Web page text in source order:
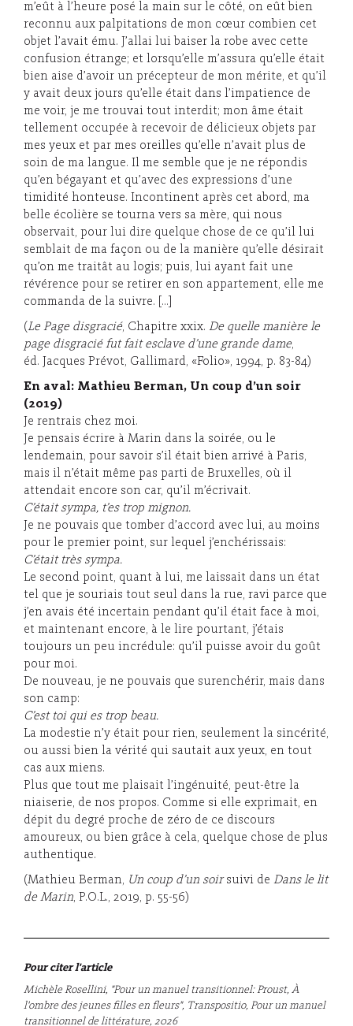
m’eût à l’heure posé la main sur le côté, on eût bien
reconnu aux palpitations de mon cœur combien cet
objet l’avait ému. J’allai lui baiser la robe avec cette
confusion étrange; et lorsqu’elle m’assura qu’elle était
bien aise d’avoir un précepteur de mon mérite, et qu’il
y avait deux jours qu’elle était dans l’impatience de
me voir, je me trouvai tout interdit; mon âme était
tellement occupée à recevoir de délicieux objets par
mes yeux et par mes oreilles qu’elle n’avait plus de
soin de ma langue. Il me semble que je ne répondis
qu’en bégayant et qu’avec des expressions d’une
timidité honteuse. Incontinent après cet abord, ma
belle écolière se tourna vers sa mère, qui nous
observait, pour lui dire quelque chose de ce qu’il lui
semblait de ma façon ou de la manière qu’elle désirait
qu’on me traitât au logis; puis, lui ayant fait une
révérence pour se retirer en son appartement, elle me
commanda de la suivre. […]
(Le Page disgracié, Chapitre xxix. De quelle manière le
page disgracié fut fait esclave d’une grande dame,
éd. Jacques Prévot, Gallimard, «Folio», 1994, p. 83-84)
En aval: Mathieu Berman, Un coup d’un soir
(2019)
Je rentrais chez moi.
Je pensais écrire à Marin dans la soirée, ou le
lendemain, pour savoir s’il était bien arrivé à Paris,
mais il n’était même pas parti de Bruxelles, où il
attendait encore son car, qu’il m’écrivait.
C’était sympa, t’es trop mignon.
Je ne pouvais que tomber d’accord avec lui, au moins
pour le premier point, sur lequel j’enchérissais:
C’était très sympa.
Le second point, quant à lui, me laissait dans un état
tel que je souriais tout seul dans la rue, ravi parce que
j’en avais été incertain pendant qu’il était face à moi,
et maintenant encore, à le lire pourtant, j’étais
toujours un peu incrédule: qu’il puisse avoir du goût
pour moi.
De nouveau, je ne pouvais que surenchérir, mais dans
son camp:
C’est toi qui es trop beau.
La modestie n’y était pour rien, seulement la sincérité,
ou aussi bien la vérité qui sautait aux yeux, en tout
cas aux miens.
Plus que tout me plaisait l’ingénuité, peut-être la
niaiserie, de nos propos. Comme si elle exprimait, en
dépit du degré proche de zéro de ce discours
amoureux, ou bien grâce à cela, quelque chose de plus
authentique.
(Mathieu Berman, Un coup d’un soirsuivi de Dans le lit
de Marin, P.O.L., 2019, p. 55-56)
Pour citer l'article
Michèle Rosellini, "Pour un manuel transitionnel: Proust, À
l'ombre des jeunes filles en fleurs", Transpositio, Pour un manuel
transitionnel de littérature, 2026